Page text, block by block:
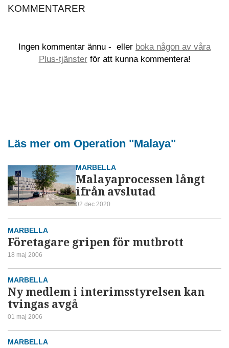
KOMMENTARER
Ingen kommentar ännu - eller boka någon av våra
Plus-tjänsterför att kunna kommentera!
Läs mer om Operation "Malaya"
MARBELLA
Malayaprocessen långt
ifrån avslutad
02 dec 2020
MARBELLA
Företagare gripen för mutbrott
18 maj 2006
MARBELLA
Ny medlem i interimsstyrelsen kan
tvingas avgå
01 maj 2006
MARBELLA